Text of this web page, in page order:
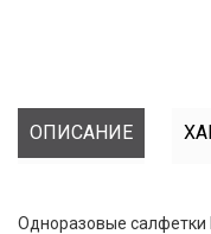
ОПИСАНИЕ
Одноразовые салфетки